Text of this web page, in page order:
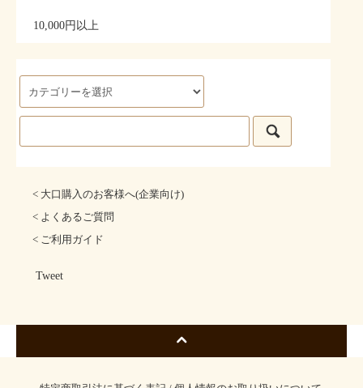
10,000円以上
< 大口購入のお客様へ(企業向け)
< よくあるご質問
< ご利用ガイド
Tweet